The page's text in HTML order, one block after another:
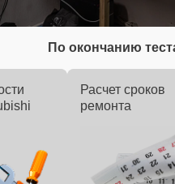
По окончанию
Расчет сроков
ремонта